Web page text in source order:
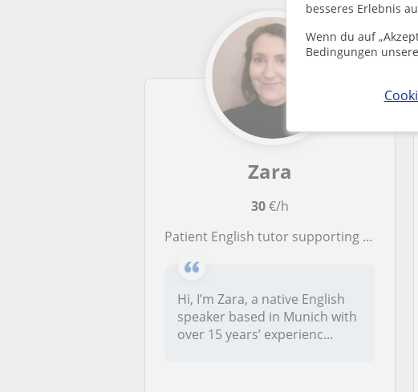
besseres Erlebnis
Wenn du auf
Bedingungen
Zara
30€/h
Patient English tutor supporting SEN students at their own pace
Hi, I’m Zara, a native English
speaker based in Munich with
over 15 years’ experienc...